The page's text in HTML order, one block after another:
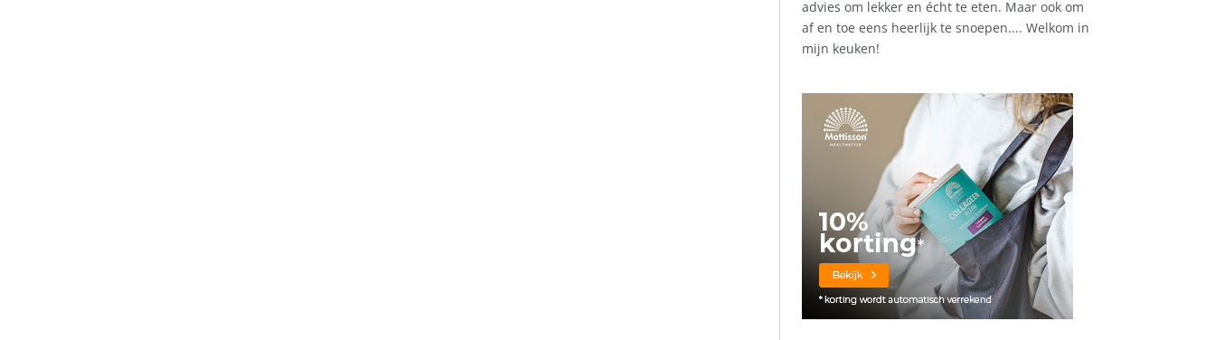
advies om lekker en écht te eten. Maar ook om
af en toe eens heerlijk te snoepen.... Welkom in
mijn keuken!